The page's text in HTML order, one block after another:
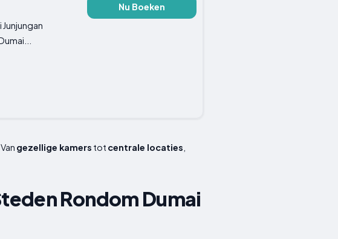
Nu Boeken
gezellige kamers tot centrale locaties
Rondom Dumai